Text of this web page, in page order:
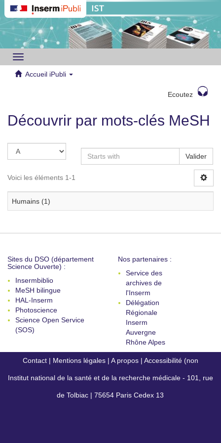
Toggle
navigation
Accueil iPubli
Ecoutez
Découvrir par mots-clés MeSH
Valider
Voici les éléments 1-1
Humains (1)
Sites du DSO (département
Science Ouverte) :
Insermbiblio
MeSH bilingue
HAL-Inserm
Photoscience
Science Open Service
(SOS)
Nos partenaires :
Service des
archives de
l'Inserm
Délégation
Régionale
Inserm
Auvergne
Rhône Alpes
Contact | Mentions légales | A propos | Accessibilité (non
conforme)
Institut national de la santé et de la recherche médicale - 101, rue
de Tolbiac | 75654 Paris Cedex 13